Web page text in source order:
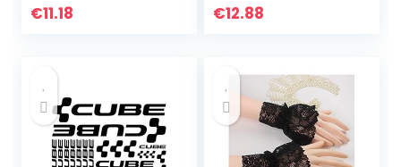
Microfiber Hond
€11.18
Verstelbare
€12.88